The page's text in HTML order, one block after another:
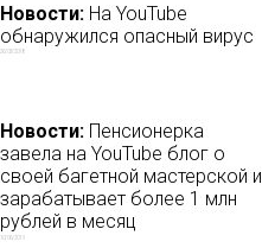
Новости: На YouTube
обнаружился опасный вирус
26/03/2018
Новости: Пенсионерка
завела на YouTube блог о
своей багетной мастерской и
зарабатывает более 1 млн
рублей в месяц
10/06/2019